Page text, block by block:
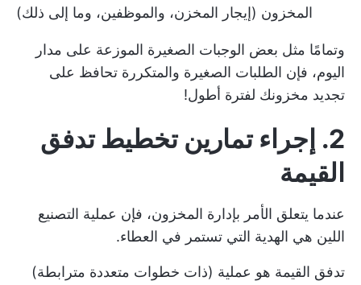
المخزون (إيجار المخزن، والموظفين، وما إلى ذلك)
وتمامًا مثل بعض الوجبات الصغيرة الموزعة على مدار
اليوم، فإن الطلبات الصغيرة والمتكررة تحافظ على
تجديد مخزونك لفترة أطول!
2. إجراء تمارين تخطيط تدفق
القيمة
عندما يتعلق الأمر بإدارة المخزون، فإن عملية التصنيع
اللين هي الهدية التي تستمر في العطاء.
تدفق القيمة هو عملية (ذات خطوات متعددة مترابطة)